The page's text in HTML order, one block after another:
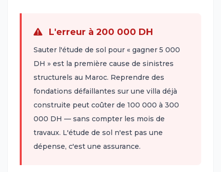
L'erreur à 200 000 DH
Sauter l'étude de sol pour « gagner 5 000
DH » est la première cause de sinistres
structurels au Maroc. Reprendre des
fondations défaillantes sur une villa déjà
construite peut coûter de 100 000 à 300
000 DH — sans compter les mois de
travaux. L'étude de sol n'est pas une
dépense, c'est une assurance.